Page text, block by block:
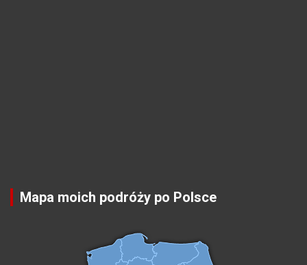
Mapa moich podróży po Polsce